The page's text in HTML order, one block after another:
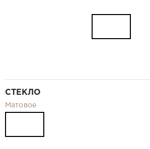
СТЕКЛО
Матовое